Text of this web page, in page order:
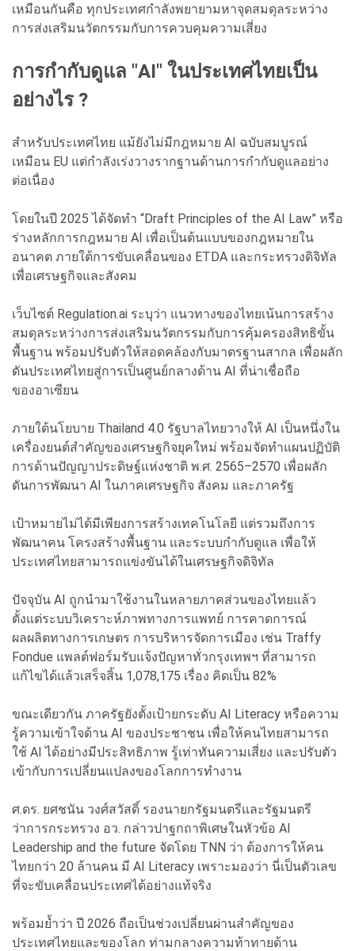
เหมือนกันคือ ทุกประเทศกำลังพยายามหาจุดสมดุลระหว่าง
การส่งเสริมนวัตกรรมกับการควบคุมความเสี่ยง
การกำกับดูแล "AI" ในประเทศไทยเป็น
อย่างไร ?
สำหรับประเทศไทย แม้ยังไม่มีกฎหมาย AI ฉบับสมบูรณ์
เหมือน EU แต่กำลังเร่งวางรากฐานด้านการกำกับดูแลอย่าง
ต่อเนื่อง
โดยในปี 2025 ได้จัดทำ “Draft Principles of the AI Law” หรือ
ร่างหลักการกฎหมาย AI เพื่อเป็นต้นแบบของกฎหมายใน
อนาคต ภายใต้การขับเคลื่อนของ ETDA และกระทรวงดิจิทัล
เพื่อเศรษฐกิจและสังคม
เว็บไซต์ Regulation.ai ระบุว่า แนวทางของไทยเน้นการสร้าง
สมดุลระหว่างการส่งเสริมนวัตกรรมกับการคุ้มครองสิทธิขั้น
พื้นฐาน พร้อมปรับตัวให้สอดคล้องกับมาตรฐานสากล เพื่อผลัก
ดันประเทศไทยสู่การเป็นศูนย์กลางด้าน AI ที่น่าเชื่อถือ
ของอาเซียน
ภายใต้นโยบาย Thailand 4.0 รัฐบาลไทยวางให้ AI เป็นหนึ่งใน
เครื่องยนต์สำคัญของเศรษฐกิจยุคใหม่ พร้อมจัดทำแผนปฏิบัติ
การด้านปัญญาประดิษฐ์แห่งชาติ พ.ศ. 2565–2570 เพื่อผลัก
ดันการพัฒนา AI ในภาคเศรษฐกิจ สังคม และภาครัฐ
เป้าหมายไม่ได้มีเพียงการสร้างเทคโนโลยี แต่รวมถึงการ
พัฒนาคน โครงสร้างพื้นฐาน และระบบกำกับดูแล เพื่อให้
ประเทศไทยสามารถแข่งขันได้ในเศรษฐกิจดิจิทัล
ปัจจุบัน AI ถูกนำมาใช้งานในหลายภาคส่วนของไทยแล้ว
ตั้งแต่ระบบวิเคราะห์ภาพทางการแพทย์ การคาดการณ์
ผลผลิตทางการเกษตร การบริหารจัดการเมือง เช่น Traffy
Fondue แพลต์ฟอร์มรับแจ้งปัญหาทั่วกรุงเทพฯ ที่สามารถ
แก้ไขได้แล้วเสร็จสิ้น 1,078,175 เรื่อง คิดเป็น 82%
ขณะเดียวกัน ภาครัฐยังตั้งเป้ายกระดับ AI Literacy หรือความ
รู้ความเข้าใจด้าน AI ของประชาชน เพื่อให้คนไทยสามารถ
ใช้ AI ได้อย่างมีประสิทธิภาพ รู้เท่าทันความเสี่ยง และปรับตัว
เข้ากับการเปลี่ยนแปลงของโลกการทำงาน
ศ.ดร. ยศชนัน วงศ์สวัสดิ์ รองนายกรัฐมนตรีและรัฐมนตรี
ว่าการกระทรวง อว. กล่าวปาฐกถาพิเศษในหัวข้อ AI
Leadership and the future จัดโดย TNN ว่า ต้องการให้คน
ไทยกว่า 20 ล้านคน มี AI Literacy เพราะมองว่า นี่เป็นตัวเลข
ที่จะขับเคลื่อนประเทศได้อย่างแท้จริง
พร้อมย้ำว่า ปี 2026 ถือเป็นช่วงเปลี่ยนผ่านสำคัญของ
ประเทศไทยและของโลก ท่ามกลางความท้าทายด้าน